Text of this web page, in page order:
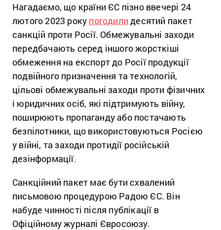
Нагадаємо, що країни ЄС пізно ввечері 24
лютого 2023 року погодили десятий пакет
санкцій проти Росії. Обмежувальні заходи
передбачають серед іншого жорсткіші
обмеження на експорт до Росії продукції
подвійного призначення та технологій,
цільові обмежувальні заходи проти фізичних
і юридичних осіб, які підтримують війну,
поширюють пропаганду або постачають
безпілотники, що використовуються Росією
у війні, та заходи протидії російській
дезінформації.
Санкційний пакет має бути схвалений
письмовою процедурою Радою ЄС. Він
набуде чинності після публікації в
Офіційному журналі Євросоюзу.